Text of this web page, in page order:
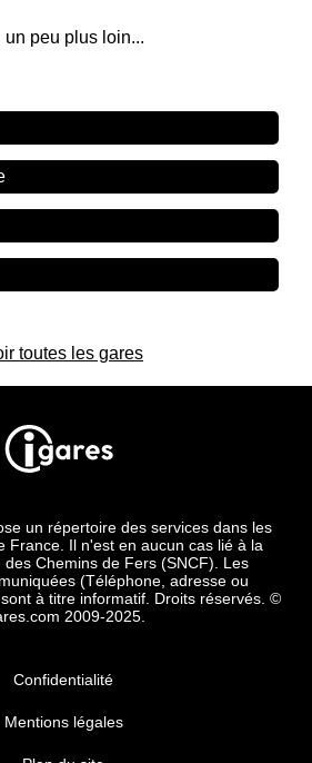
un peu plus loin...
toutes les gares
un répertoire des services dans les
France. Il n'est en aucun cas lié à la
des Chemins de Fers (SNCF). Les
(Téléphone, adresse ou
à titre informatif. Droits réservés. ©
2009-2025.
Confidentialité
Mentions légales